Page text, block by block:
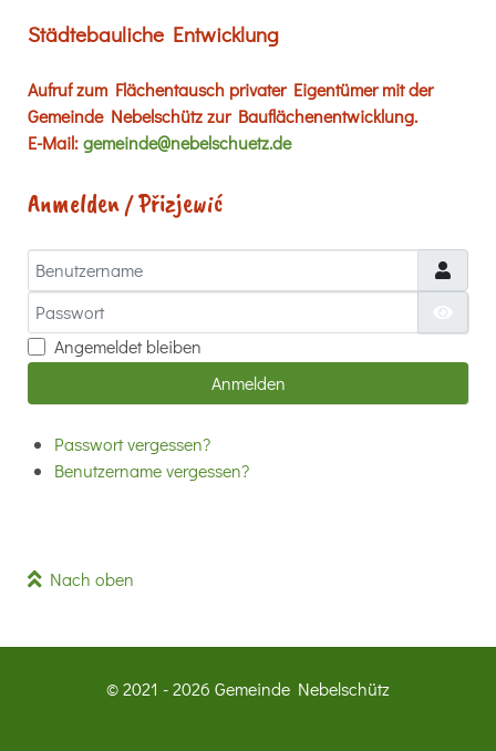
Städtebauliche Entwicklung
Aufruf zum Flächentausch privater Eigentümer mit der
Gemeinde Nebelschütz zur Bauflächenentwicklung.
E-Mail:gemeinde@nebelschuetz.de
Anmelden / Přizjewić
Benutzername
Passwort
Angemeldet bleiben
Anmelden
Passwort vergessen?
Benutzername vergessen?
Nach oben
© 2021 - 2026 Gemeinde Nebelschütz